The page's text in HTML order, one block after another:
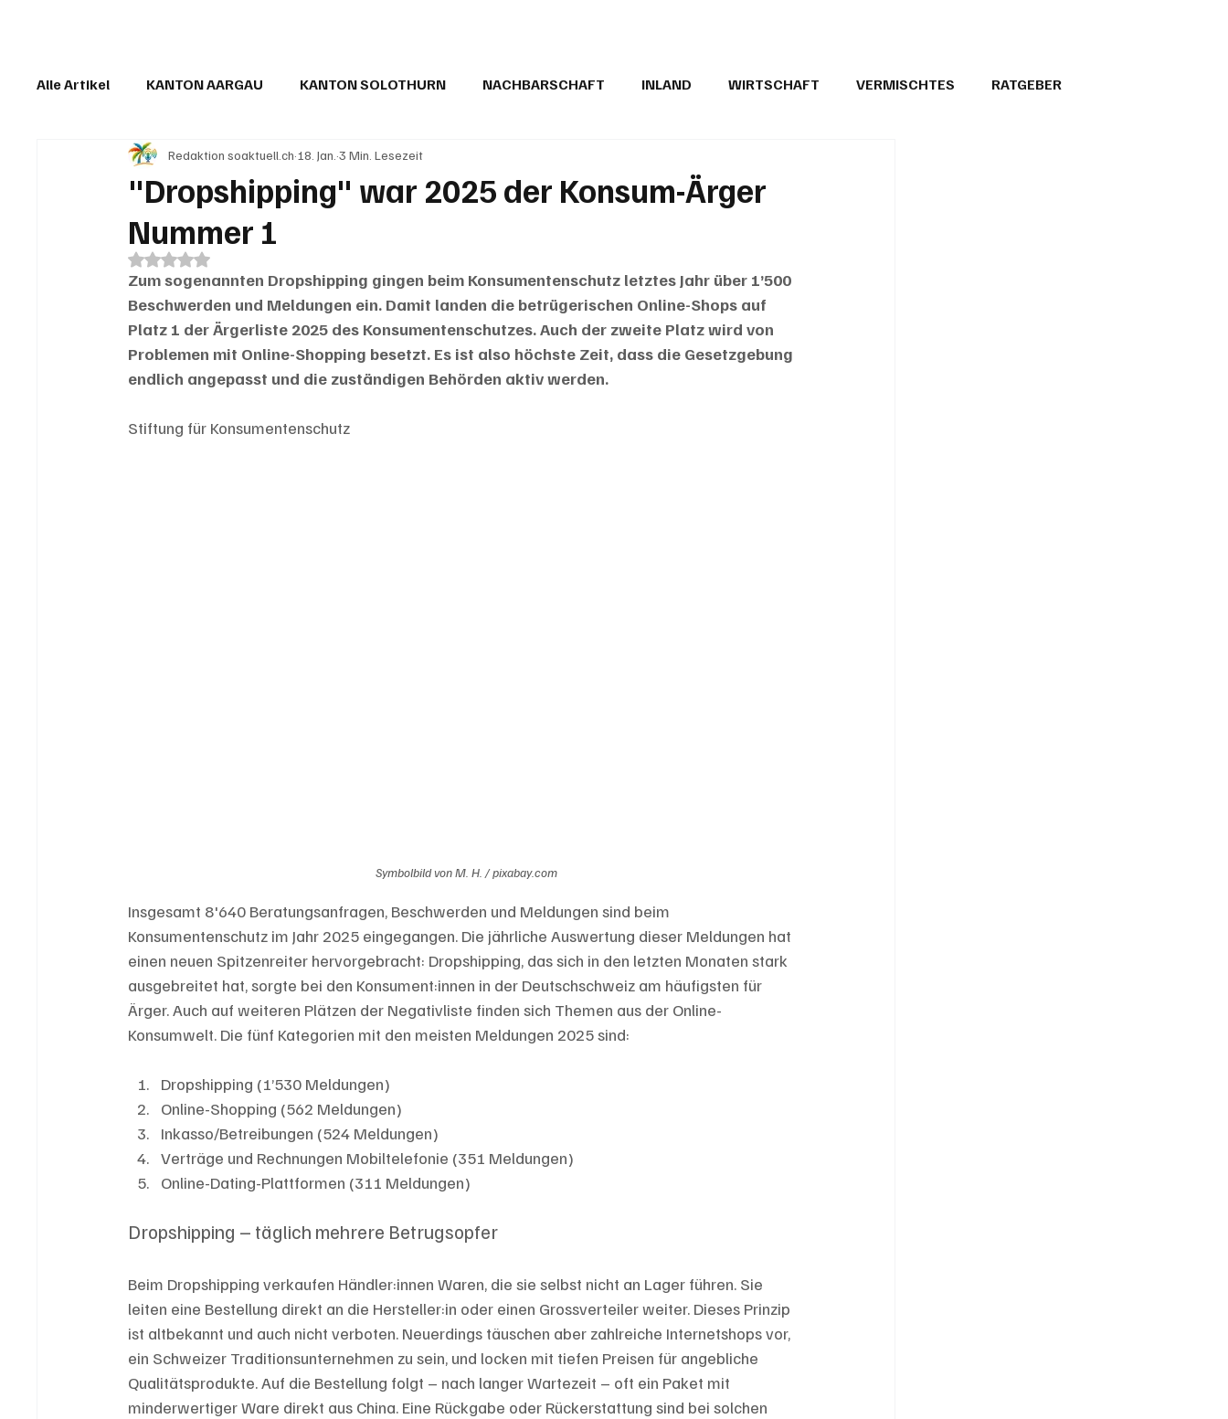
Alle Artikel KANTON AARGAU KANTON SOLOTHURN NACHBARSCHAFT INLAND WIRTSCHAFT VERMISCHTES RATGEBER
IN EIGENER SACHE KOMMENTARE LESERBRIEFE
"Dropshipping" war 2025 der Konsum-Ärger
Nummer 1
Redaktion soaktuell.ch 18. Jan. 3 Min. Lesezeit
Mit NaN von 5 Sternen bewertet.
Zum sogenannten Dropshipping gingen beim Konsumentenschutz letztes Jahr über 1’500
Beschwerden und Meldungen ein. Damit landen die betrügerischen Online-Shops auf
Platz 1 der Ärgerliste 2025 des Konsumentenschutzes. Auch der zweite Platz wird von
Problemen mit Online-Shopping besetzt. Es ist also höchste Zeit, dass die Gesetzgebung
endlich angepasst und die zuständigen Behörden aktiv werden.
Stiftung für Konsumentenschutz
Symbolbild von M. H. / pixabay.com
Insgesamt 8'640 Beratungsanfragen, Beschwerden und Meldungen sind beim
Konsumentenschutz im Jahr 2025 eingegangen. Die jährliche Auswertung dieser Meldungen hat
einen neuen Spitzenreiter hervorgebracht: Dropshipping, das sich in den letzten Monaten stark
ausgebreitet hat, sorgte bei den Konsument:innen in der Deutschschweiz am häufigsten für
Ärger. Auch auf weiteren Plätzen der Negativliste finden sich Themen aus der Online-
Konsumwelt. Die fünf Kategorien mit den meisten Meldungen 2025 sind:
Dropshipping (1’530 Meldungen)
Online-Shopping (562 Meldungen)
Inkasso/Betreibungen (524 Meldungen)
Verträge und Rechnungen Mobiltelefonie (351 Meldungen)
Online-Dating-Plattformen (311 Meldungen)
Dropshipping – täglich mehrere Betrugsopfer
Beim Dropshipping verkaufen Händler:innen Waren, die sie selbst nicht an Lager führen. Sie
leiten eine Bestellung direkt an die Hersteller:in oder einen Grossverteiler weiter. Dieses Prinzip
ist altbekannt und auch nicht verboten. Neuerdings täuschen aber zahlreiche Internetshops vor,
ein Schweizer Traditionsunternehmen zu sein, und locken mit tiefen Preisen für angebliche
Qualitätsprodukte. Auf die Bestellung folgt – nach langer Wartezeit – oft ein Paket mit
minderwertiger Ware direkt aus China. Eine Rückgabe oder Rückerstattung sind bei solchen